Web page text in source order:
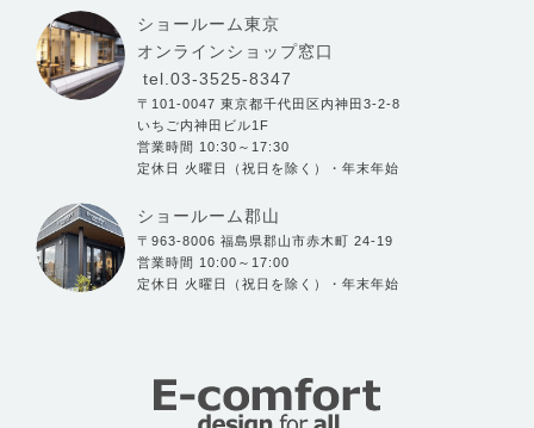
ショールーム東京
オンラインショップ窓口
tel.03-3525-8347
〒101-0047 東京都千代田区内神田3-2-8
いちご内神田ビル1F
営業時間 10:30～17:30
定休日 火曜日（祝日を除く）・年末年始
ショールーム郡山
〒963-8006 福島県郡山市赤木町 24-19
営業時間 10:00～17:00
定休日 火曜日（祝日を除く）・年末年始